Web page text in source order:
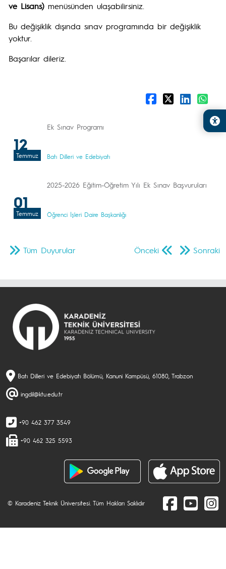
ve Lisans) menüsünden ulaşabilirsiniz.
Bu değişiklik dışında sınav programında bir değişiklik
yoktur.
Başarılar dileriz.
12
Temmuz
Ek Sınav Programı
Batı Dilleri ve Edebiyatı
01
Temmuz
2025-2026 Eğitim-Öğretim Yılı Ek Sınav Başvuruları
Öğrenci İşleri Daire Başkanlığı
Önceki Sonraki
Tüm Duyurular
Batı Dilleri ve Edebiyatı Bölümü, Kanuni Kampüsü, 61080, Trabzon
ingdil@ktu.edu.tr
+90 462 377 3549
+90 462 325 5593
© Karadeniz Teknik Üniversitesi. Tüm Hakları Saklıdır